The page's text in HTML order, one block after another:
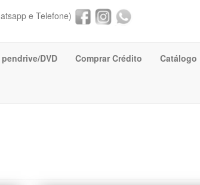
e Telefone)
DVD Comprar Crédito Catálogo